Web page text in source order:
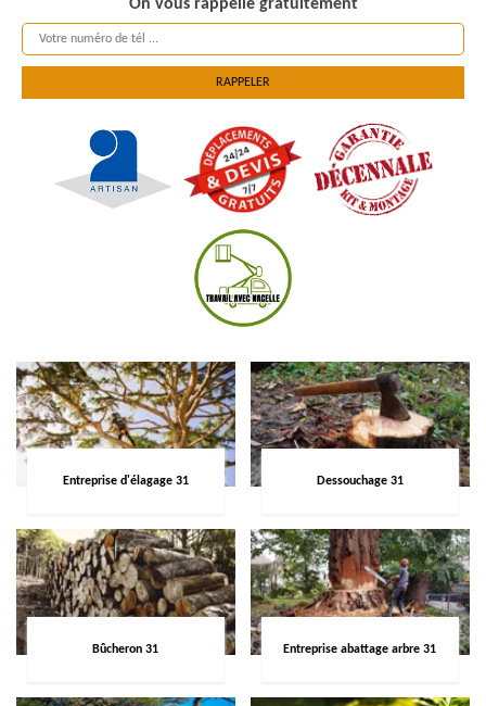
On vous rappelle gratuitement
Entreprise d'élagage 31 Dessouchage 31
Bûcheron 31 Entreprise abattage arbre 31